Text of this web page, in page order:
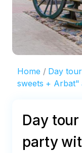
Home
Day
sweets + Arbat"
Day
party